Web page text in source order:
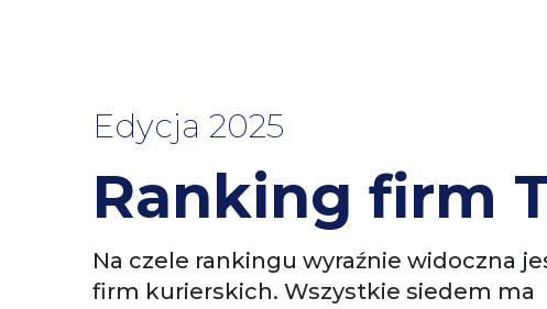
Edycja 2025
Ranking firm
Na czele rankingu wyraźnie widoczna
firm kurierskich. Wszystkie siedem ma